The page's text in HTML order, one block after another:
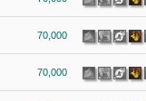
70,000
70,000